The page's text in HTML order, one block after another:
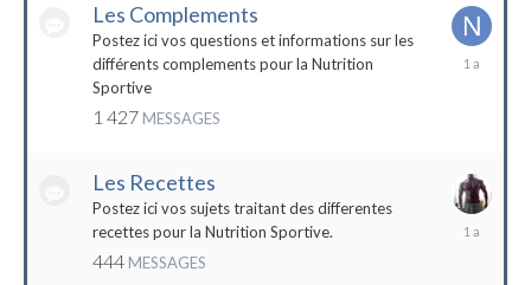
Les Complements
Postez ici vos questions et informations sur les
différents complements pour la Nutrition
Sportive
1 427 MESSAGES
Les Recettes
Postez ici vos sujets traitant des differentes
recettes pour la Nutrition Sportive.
444 MESSAGES